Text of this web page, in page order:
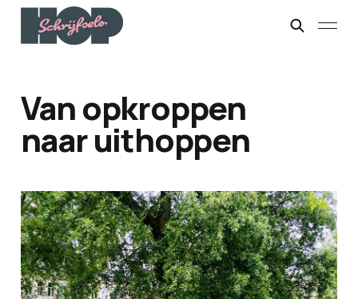
Van opkroppen
naar uithoppen